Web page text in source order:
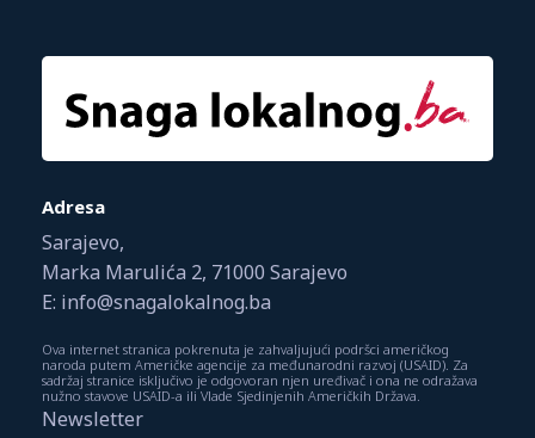
Adresa
Sarajevo,
Marka Marulića 2, 71000 Sarajevo
E: info@snagalokalnog.ba
Ova internet stranica pokrenuta je zahvaljujući podršci američkog
naroda putem Američke agencije za međunarodni razvoj (USAID). Za
sadržaj stranice isključivo je odgovoran njen uređivač i ona ne odražava
nužno stavove USAID-a ili Vlade Sjedinjenih Američkih Država.
Newsletter